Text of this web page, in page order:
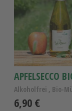
6,90 €